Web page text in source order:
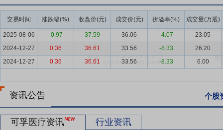
要点6：成熟的研发体系和较高的研发成果转化率
公司高度重视研发
机械工程、材料学、软件工程、计算机技术等多学科、多层次的专业
司获批设立国家级工业设计中心、国家博士后科研工作站、湖南省工
要点7：全面覆盖的产品线和高效迭代的产品系列
公司定位为全生命
医理疗五大领域丰富的产品体系，可满足消费者多品牌、一站式健康
现品类互补、流量互通，持续提升产品整体竞争力；另一方面，多元
化的能力，保障企业综合竞争力稳定提升。
交易时间 涨跌幅(%) 收盘价(元) 成交价(元) 折溢率(%) 成交量(万股)
2025-08-06 -0.97 37.59 36.06 -4.07
23.05
2024-12-27
0.36 36.61 33.56 -8.33
26.20
2024-12-27
0.36 36.61 33.56 -8.33 6.00
资讯公告 个股
可孚医疗资讯 行业资讯